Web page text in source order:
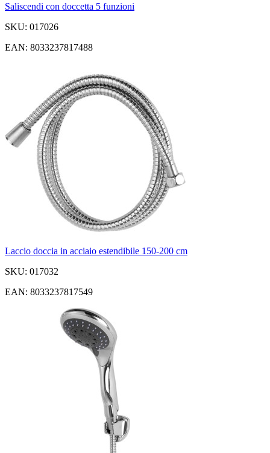
Saliscendi con doccetta 5 funzioni
SKU: 017026
EAN: 8033237817488
Laccio doccia in acciaio estendibile 150-200 cm
SKU: 017032
EAN: 8033237817549